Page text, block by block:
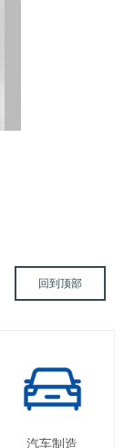
回到顶部
汽车制造